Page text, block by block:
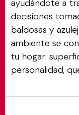
ayudándote a
decisiones
baldosas y
ambiente se
tu hogar:
personalidad,